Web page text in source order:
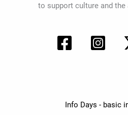
to support culture and
Info Days - basic